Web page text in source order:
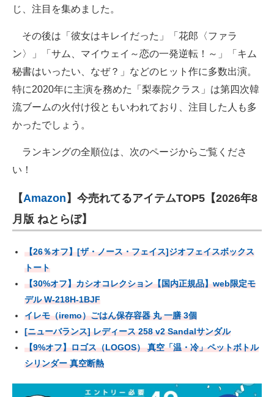
じ、注目を集めました。
その後は「彼女はキレイだった」「花郎〈ファラ
ン〉」「サム、マイウェイ～恋の一発逆転！～」「キム
秘書はいったい、なぜ？」などのヒット作に多数出演。
特に2020年に主演を務めた「梨泰院クラス」は第四次韓
流ブームの火付け役ともいわれており、注目した人も多
かったでしょう。
ランキングの全順位は、次のページからご覧くださ
い！
【Amazon 】今売れてるアイテムTOP5【2026年8
月版 ねとらぼ】
【26％オフ】[ザ・ノース・フェイス]ジオフェイスボックス
トート
【30%オフ】カシオコレクション【国内正規品】web限定モ
デル W-218H-1BJF
イレモ（iremo）ごはん保存容器 丸 一膳 3個
[ニューバランス] レディース 258 v2 Sandalサンダル
【9%オフ】ロゴス（LOGOS） 真空「温・冷」ペットボトル
シリンダー 真空断熱